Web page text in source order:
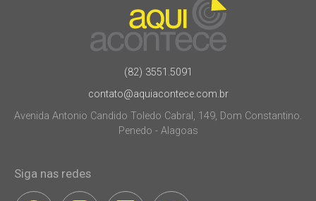
(82) 3551.5091
contato@aquiacontece.com.br
Avenida Antonio Candido Toledo Cabral, 149, Dom Constantino.
Penedo - Alagoas
Siga nas redes